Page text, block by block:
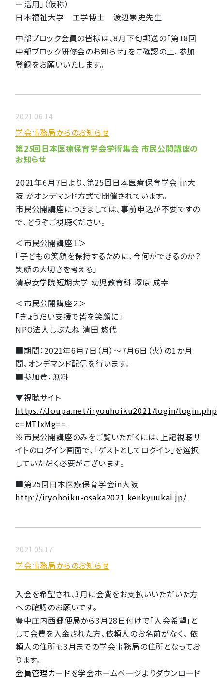
ー活用」（仮称）
日本福祉大学 工学博士 渡辺崇史先生
中部ブロック会員の皆様は、8月下旬郵送の「第18回
中部ブロック研修会のお知らせ」をご確認の上、参加
登録をお願いいたします。
2021.06.14
学会事務局からのお知らせ
第25回日本医療保育学会学術集会 市民公開講座の
お知らせ
2021年6月7日より、第25回日本医療保育学会 in大
阪 がオンデマンド方式で開催されています。
市民公開講座につきましては、事前申込が不要ですの
で、どうぞご視聴ください。
＜市民公開講座１＞
「子どもの笑顔を保持するために、今何ができるのか？
笑顔の大切さを考える」
清泉女学院短期大学 幼児教育科 塚原 成幸
＜市民公開講座２＞
「きょうだい支援で皆を笑顔に」
NPO法人しぶたね 清田 悠代
■期間：2021年6月7日（月）～7月6日（火）の1か月
間、オンデマンド配信を行います。
■参加費：無料
▼視聴サイト
https://doupa.net/iryouhoiku2021/login/
c=MTIxMg==
※市民公開講座のみをご覧いただくには、上記視聴サ
イトのログイン画面で、「ゲストとしてログイン」を選択
していただく必要がございます。
■第25回日本医療保育学会in大阪
http://iryohoiku-osaka2021.kenkyuukai.jp/
2021.05.17
学会事務局からのお知らせ
入会を希望され、3月に会費をお支払いいただいた方
への確認のお願いです。
豊中庄内西郵便局から3月28日付けで「入会希望」と
して会費を入金された方、依頼人のお名前がなく、 依
頼人の住所も3月までの学会事務局の住所となってお
ります。
会員管理カードを学会ホームページよりダウンロード